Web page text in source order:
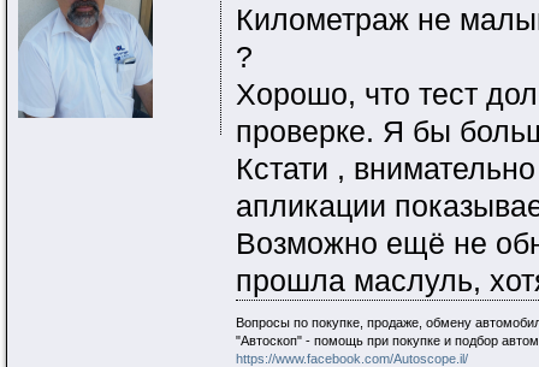
Километраж не
?
Хорошо, что тест
проверке. Я бы
Кстати ,
апликации
Возможно ещё не
прошла маслуль,
Вопросы по покупке, продаже, обмену
"Автоскоп" - помощь при покупке и подбор
https://www.facebook.com/Autoscope.il/